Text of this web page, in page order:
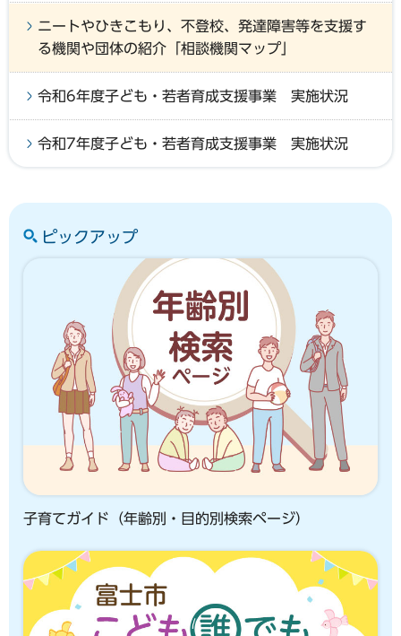
ニートやひきこもり、不登校、発達障害等を支援す
る機関や団体の紹介「相談機関マップ」
令和6年度子ども・若者育成支援事業 実施状況
令和7年度子ども・若者育成支援事業 実施状況
ピックアップ
子育てガイド（年齢別・目的別検索ページ）